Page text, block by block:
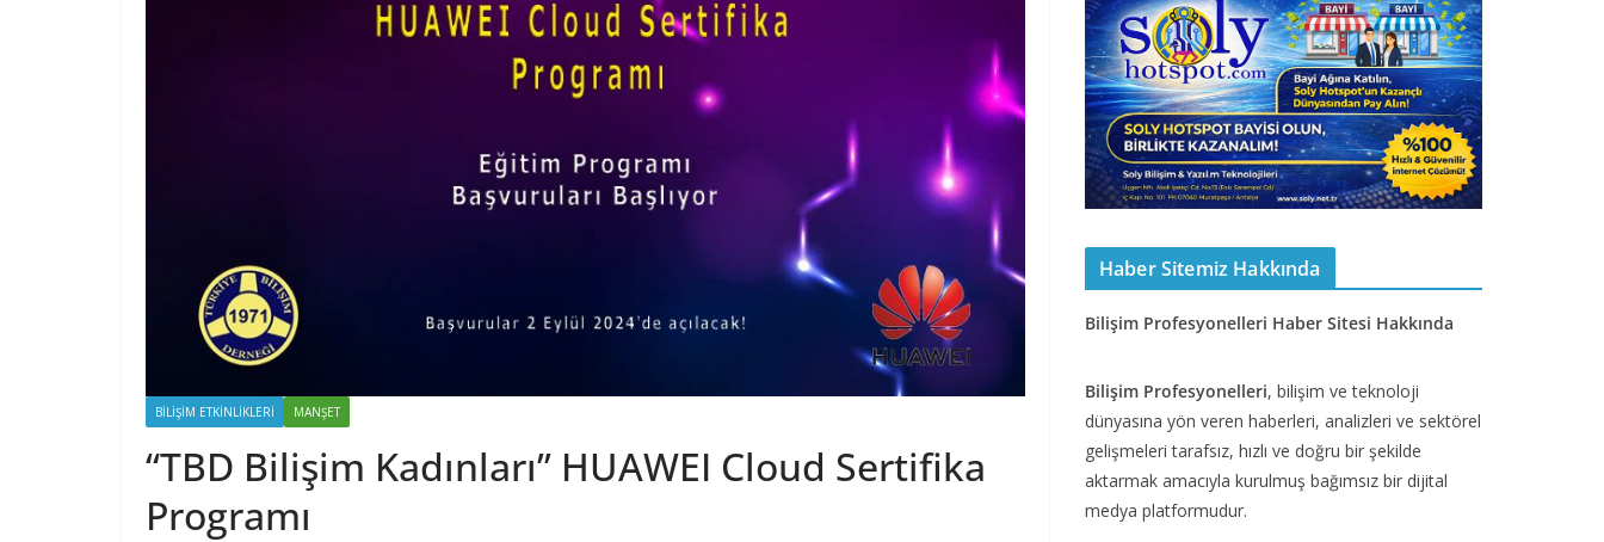
BILIŞIM ETKINLIKLERI MANŞET
“TBD Bilişim Kadınları’’ HUAWEI Cloud Sertifika
Programı
Haber Sitemiz Hakkında
Bilişim Profesyonelleri Haber Sitesi Hakkında
Bilişim Profesyonelleri, bilişim ve teknoloji
dünyasına yön veren haberleri, analizleri ve sektörel
gelişmeleri tarafsız, hızlı ve doğru bir şekilde
aktarmak amacıyla kurulmuş bağımsız bir dijital
medya platformudur.